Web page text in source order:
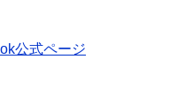
公式ページ